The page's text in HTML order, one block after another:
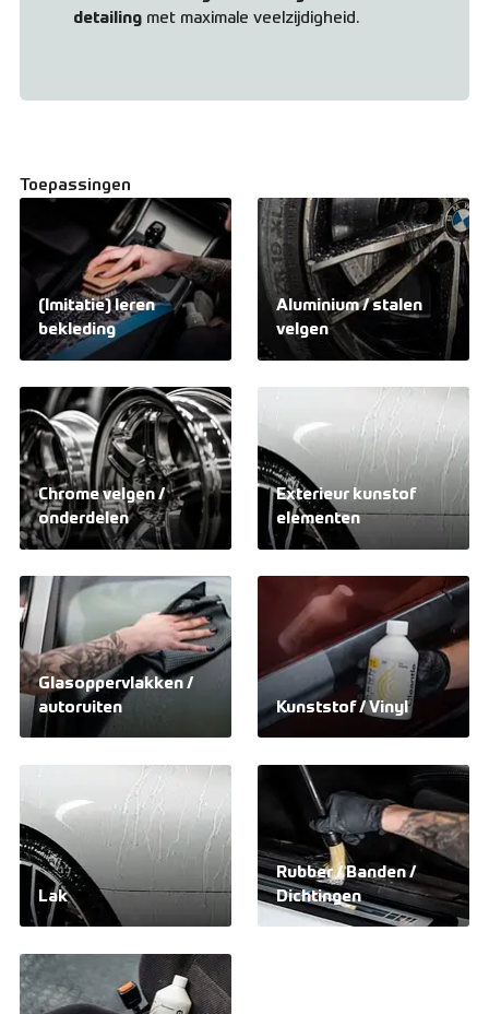
detailing met maximale veelzijdigheid.
Toepassingen
(Imitatie) leren
bekleding
Aluminium / stalen
velgen
Chrome velgen /
onderdelen
Exterieur kunstof
elementen
Glasoppervlakken /
autoruiten
Kunststof / Vinyl
Lak
Rubber / Banden /
Dichtingen